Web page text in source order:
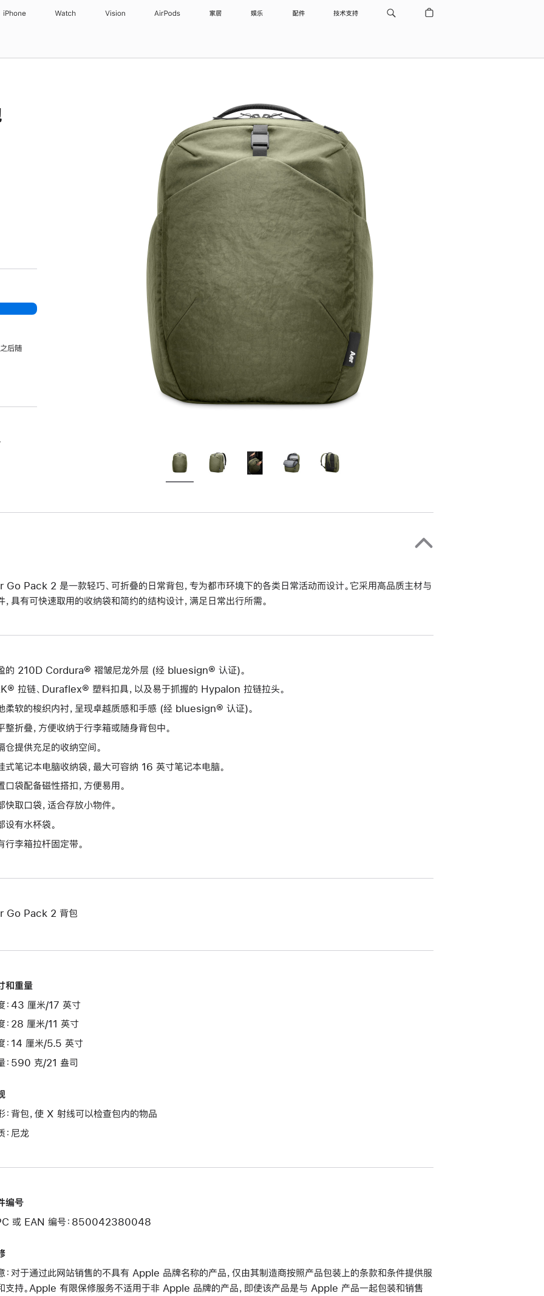
iPhone Watch Vision AirPods 家居 娱乐 配件 技术支持
后随
Go Pack 2 是一款轻巧、可折叠的日常背包，专为都市环境下的各类日常活动而设计。它采用高品质主材与
，具有可快速取用的收纳袋和简约的结构设计，满足日常出行所需。
的 210D Cordura® 褶皱尼龙外层 (经 bluesign® 认证)。
拉链、Duraflex® 塑料扣具，以及易于抓握的 Hypalon 拉链拉头。
柔软的梭织内衬，呈现卓越质感和手感 (经 bluesign® 认证)。
整折叠，方便收纳于行李箱或随身背包中。
仓提供充足的收纳空间。
式笔记本电脑收纳袋，最大可容纳 16 英寸笔记本电脑。
口袋配备磁性搭扣，方便易用。
快取口袋，适合存放小物件。
设有水杯袋。
行李箱拉杆固定带。
Go Pack 2 背包
和重量
：43 厘米/17 英寸
：28 厘米/11 英寸
：14 厘米/5.5 英寸
：590 克/21 盎司
：背包，使 X 射线可以检查包内的物品
：尼龙
编号
或 EAN 编号：850042380048
：对于通过此网站销售的不具有 Apple 品牌名称的产品，仅由其制造商按照产品包装上的条款和条件提供服
支持。Apple 有限保修服务不适用于非 Apple 品牌的产品，即使该产品是与 Apple 产品一起包装和销售